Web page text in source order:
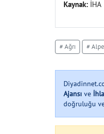
Kaynak: İHA
# Ağrı #
Ajansı ve
doğruluğu